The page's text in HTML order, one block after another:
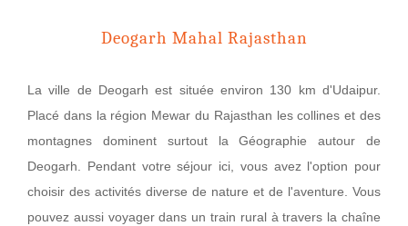
Deogarh Mahal Rajasthan
La ville de Deogarh est située environ 130 km d'Udaipur.
Placé dans la région Mewar du Rajasthan les collines et des
montagnes dominent surtout la Géographie autour de
Deogarh. Pendant votre séjour ici, vous avez l'option pour
choisir des activités diverse de nature et de l'aventure. Vous
pouvez aussi voyager dans un train rural à travers la chaîne